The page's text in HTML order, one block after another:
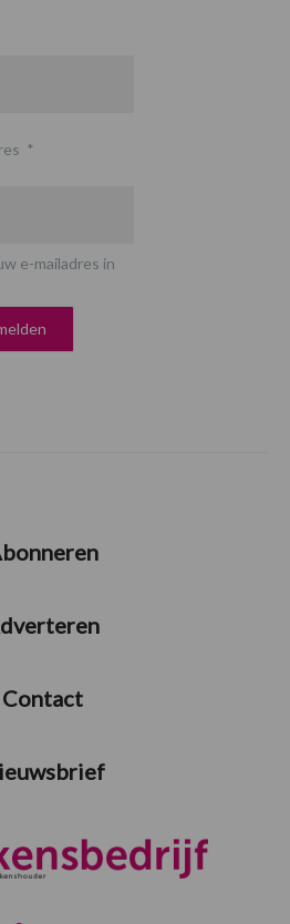
*
e-mailadres in
Contact